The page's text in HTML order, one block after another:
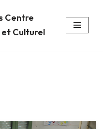
Centre
Culturel